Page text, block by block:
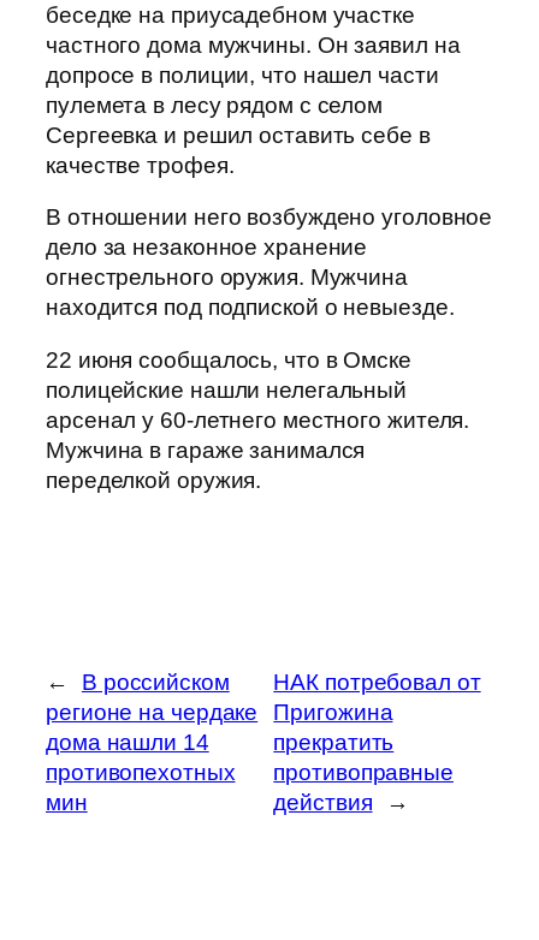
беседке на приусадебном участке
частного дома мужчины. Он заявил на
допросе в полиции, что нашел части
пулемета в лесу рядом с селом
Сергеевка и решил оставить себе в
качестве трофея.
В отношении него возбуждено уголовное
дело за незаконное хранение
огнестрельного оружия. Мужчина
находится под подпиской о невыезде.
22 июня сообщалось, что в Омске
полицейские нашли нелегальный
арсенал у 60-летнего местного жителя.
Мужчина в гараже занимался
переделкой оружия.
←
В российском
регионе на чердаке
дома нашли 14
противопехотных
мин
НАК потребовал от
Пригожина
прекратить
противоправные
действия
→